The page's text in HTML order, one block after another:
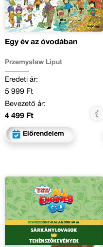
Egy év az óvodában
Przemysław Liput
Eredeti ár:
5 999 Ft
Bevezető ár:
4 499 Ft
Előrendelem